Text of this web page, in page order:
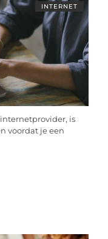
INTERNET
is
voordat je een